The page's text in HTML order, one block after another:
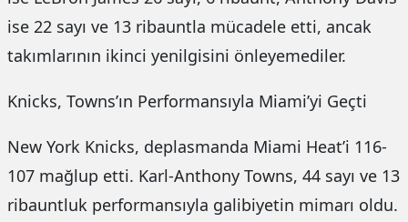
ise 22 sayı ve 13 ribauntla mücadele etti, ancak
takımlarının ikinci yenilgisini önleyemediler.
Knicks, Towns’ın Performansıyla Miami’yi Geçti
New York Knicks, deplasmanda Miami Heat’i 116-
107 mağlup etti. Karl-Anthony Towns, 44 sayı ve 13
ribauntluk performansıyla galibiyetin mimarı oldu.